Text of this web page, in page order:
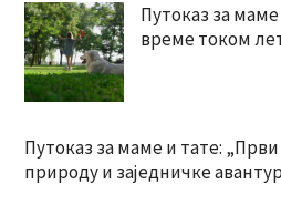
Путоказ за
време током
Путоказ за маме и тате:
природу и заједничке